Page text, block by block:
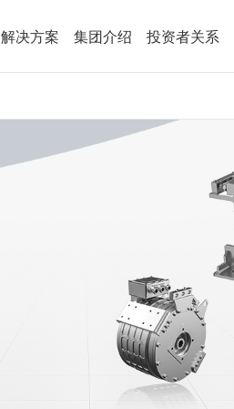
解决方案 集团介绍 投资者关系